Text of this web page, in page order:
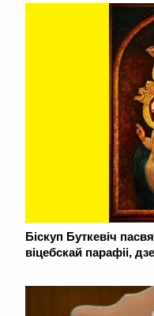
Біскуп Буткевіч
віцебскай парафіі,